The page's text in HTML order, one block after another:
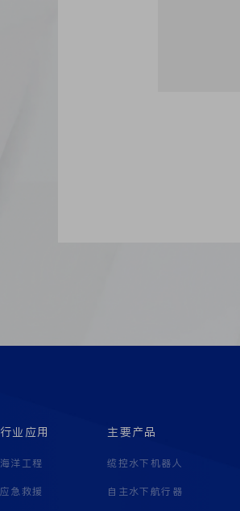
行业应用
海洋工程
应急救援
主要产品
缆控水下机器人
自主水下航行器